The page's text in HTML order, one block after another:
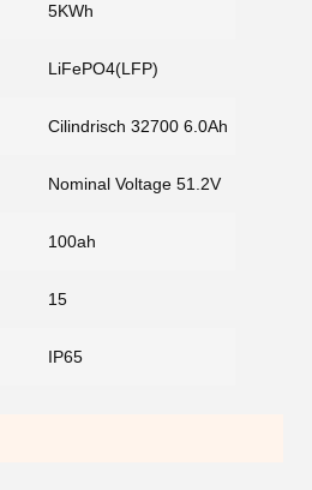
5KWh
LiFePO4(LFP)
Cilindrisch 32700 6.0Ah
Nominal Voltage 51.2V
100ah
15
IP65